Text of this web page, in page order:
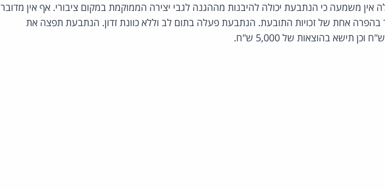
אין משמעה כי הנתבעת יכולה להיבנות מההגנה לגבי יצירה הממוקמת במקום ציבורי. אף אין מדובר
בהפרה אחת של זכויות התובעת. הנתבעת פעלה בתום לב וללא כוונת זדון. הנתבעת תפצה את